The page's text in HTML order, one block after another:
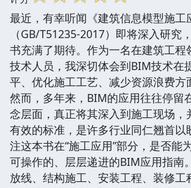
最近，有幸听闻《建筑信息模型施工
（GB/T51235-2017）即将深入研究
书充满了期待。作为一名在建筑工程
技术人员，我深切体会到BIM技术在
平、优化施工工艺、减少资源浪费方
然而，多年来，BIM的应用往往停留
念层面，真正将其深入到施工现场，
有效的标准，是许多行业同仁翘首以
注这本书在“施工应用”部分，是否能
可操作的、层层递进的BIM应用指南
放线、结构施工、安装工程、装修工